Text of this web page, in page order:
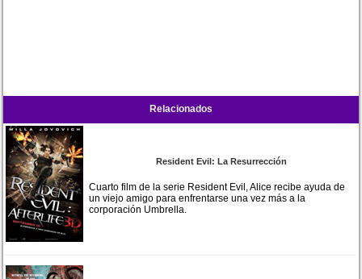
Relacionados
Resident Evil: La Resurrección
Cuarto film de la serie Resident Evil, Alice recibe ayuda de
un viejo amigo para enfrentarse una vez más a la
corporación Umbrella.